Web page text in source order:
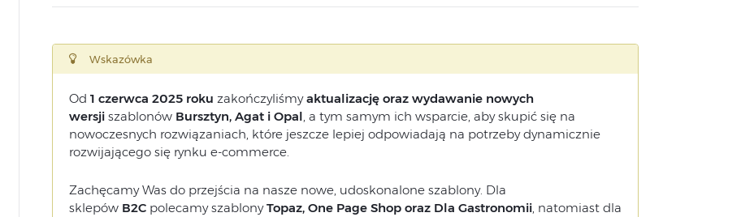
Wskazówka
Od 1 czerwca 2025 roku zakończyliśmyaktualizację oraz wydawanie nowych
wersjiszablonów Bursztyn, Agat i Opal, a tym samym ich wsparcie, aby skupić się na
nowoczesnych rozwiązaniach, które jeszcze lepiej odpowiadają na potrzeby dynamicznie
rozwijającego się rynku e-commerce.
Zachęcamy Was do przejścia na nasze nowe, udoskonalone szablony. Dla
sklepów B2Cpolecamy szablonyTopaz, One Page Shop oraz Dla Gastronomii, natomiast dla